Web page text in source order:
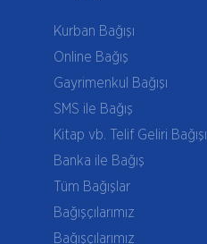
Kurban Bağışı
Online Bağış
Gayrimenkul Bağışı
SMS ile Bağış
Kitap vb. Telif Geliri Bağışı
Banka ile Bağış
Tüm Bağışlar
Bağışçılarımız
Bağışçılarımız